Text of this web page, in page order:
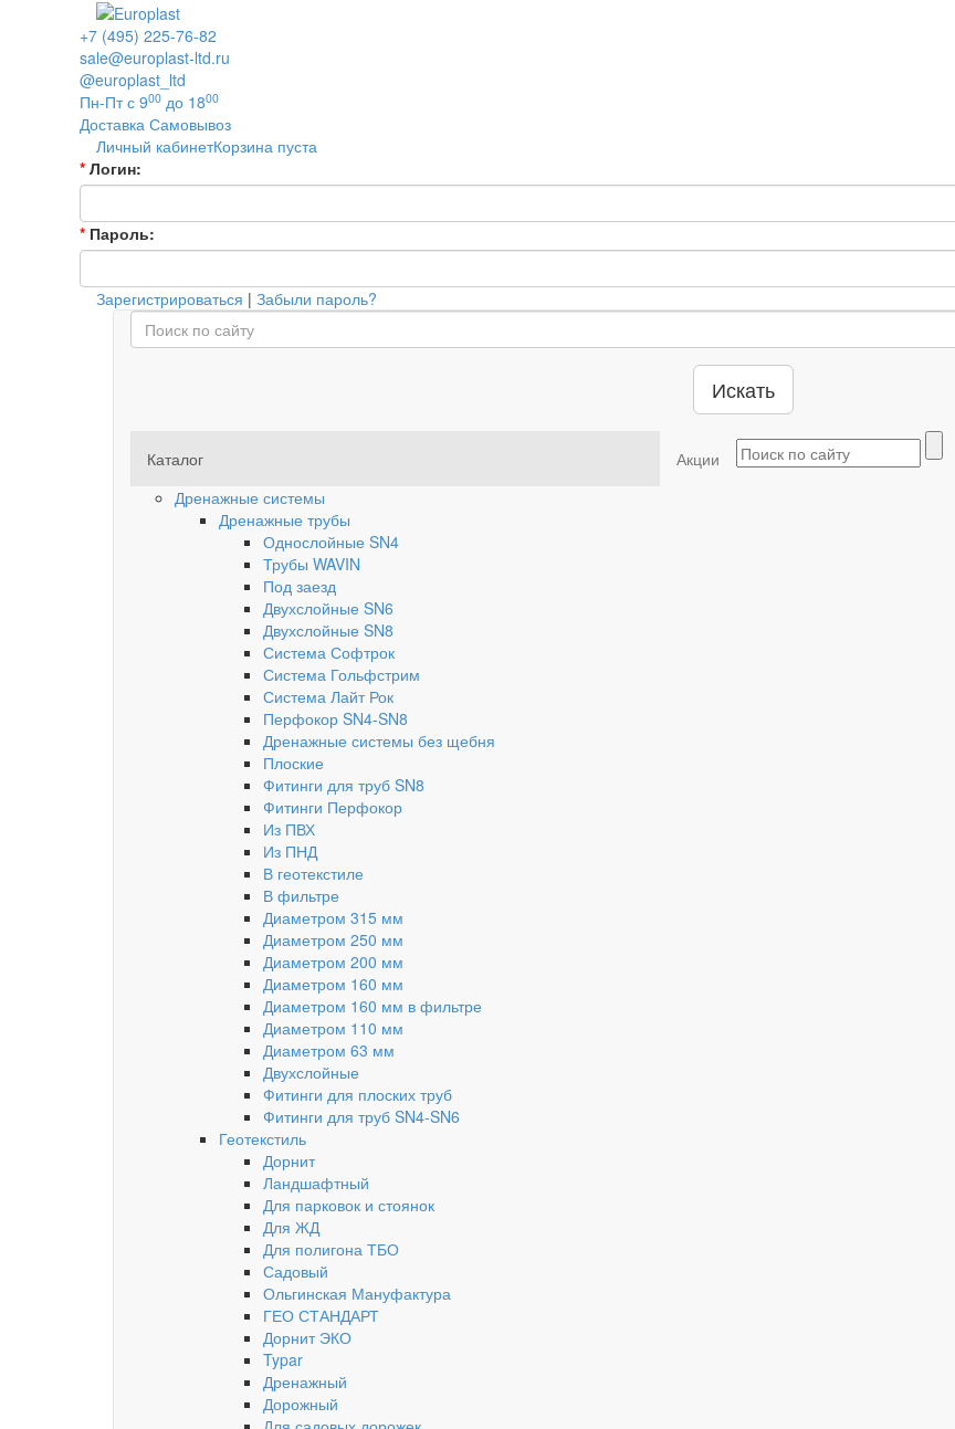
+7 (495) 225-76-82
sale@europlast-ltd.ru
@europlast_ltd
Пн-Пт с 900 до 1800
Доставка Самовывоз
Личный кабинетКорзина пуста
* Логин:
* Пароль:
Зарегистрироваться | Забыли пароль?
Искать
Каталог
Дренажные системы
Дренажные трубы
Однослойные SN4
Трубы WAVIN
Под заезд
Двухслойные SN6
Двухслойные SN8
Система Софтрок
Система Гольфстрим
Система Лайт Рок
Перфокор SN4-SN8
Дренажные системы без щебня
Плоские
Фитинги для труб SN8
Фитинги Перфокор
Из ПВХ
Из ПНД
В геотекстиле
В фильтре
Диаметром 315 мм
Диаметром 250 мм
Диаметром 200 мм
Диаметром 160 мм
Диаметром 160 мм в фильтре
Диаметром 110 мм
Диаметром 63 мм
Двухслойные
Фитинги для плоских труб
Фитинги для труб SN4-SN6
Геотекстиль
Дорнит
Ландшафтный
Для парковок и стоянок
Для ЖД
Для полигона ТБО
Садовый
Ольгинская Мануфактура
ГЕО СТАНДАРТ
Дорнит ЭКО
Typar
Дренажный
Дорожный
Акции